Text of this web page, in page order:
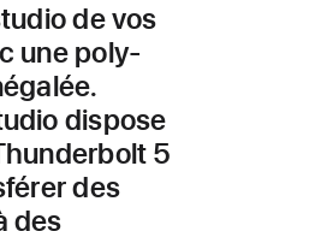
de vos
une poly­
dispose
5
des
des